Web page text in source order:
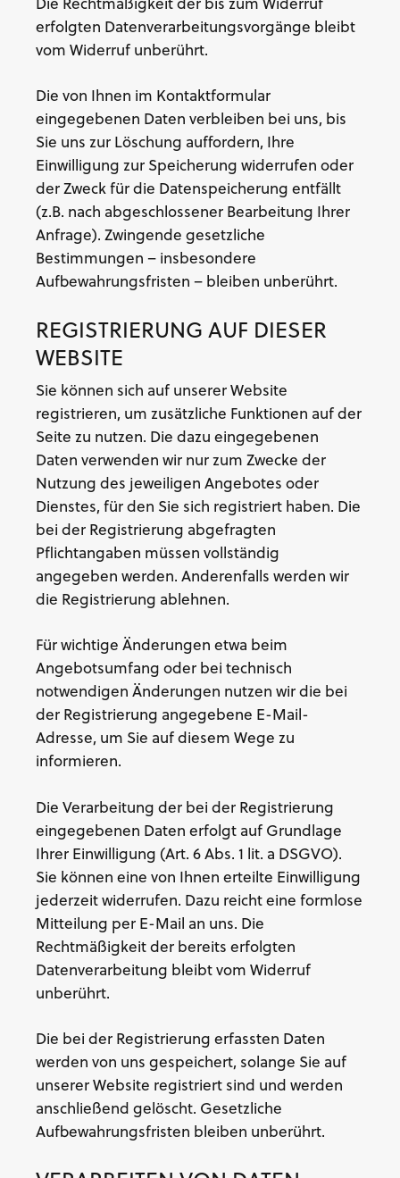
erfolgten Datenverarbeitungsvorgänge bleibt
vom Widerruf unberührt.
Die von Ihnen im Kontaktformular
eingegebenen Daten verbleiben bei uns, bis
Sie uns zur Löschung auffordern, Ihre
Einwilligung zur Speicherung widerrufen oder
der Zweck für die Datenspeicherung entfällt
(z.B. nach abgeschlossener Bearbeitung Ihrer
Anfrage). Zwingende gesetzliche
Bestimmungen – insbesondere
Aufbewahrungsfristen – bleiben unberührt.
REGISTRIERUNG AUF DIESER
WEBSITE
Sie können sich auf unserer Website
registrieren, um zusätzliche Funktionen auf der
Seite zu nutzen. Die dazu eingegebenen
Daten verwenden wir nur zum Zwecke der
Nutzung des jeweiligen Angebotes oder
Dienstes, für den Sie sich registriert haben. Die
bei der Registrierung abgefragten
Pflichtangaben müssen vollständig
angegeben werden. Anderenfalls werden wir
die Registrierung ablehnen.
Für wichtige Änderungen etwa beim
Angebotsumfang oder bei technisch
notwendigen Änderungen nutzen wir die bei
der Registrierung angegebene E-Mail-
Adresse, um Sie auf diesem Wege zu
informieren.
Die Verarbeitung der bei der Registrierung
eingegebenen Daten erfolgt auf Grundlage
Ihrer Einwilligung (Art. 6 Abs. 1 lit. a DSGVO).
Sie können eine von Ihnen erteilte Einwilligung
jederzeit widerrufen. Dazu reicht eine formlose
Mitteilung per E-Mail an uns. Die
Rechtmäßigkeit der bereits erfolgten
Datenverarbeitung bleibt vom Widerruf
unberührt.
Die bei der Registrierung erfassten Daten
werden von uns gespeichert, solange Sie auf
unserer Website registriert sind und werden
anschließend gelöscht. Gesetzliche
Aufbewahrungsfristen bleiben unberührt.